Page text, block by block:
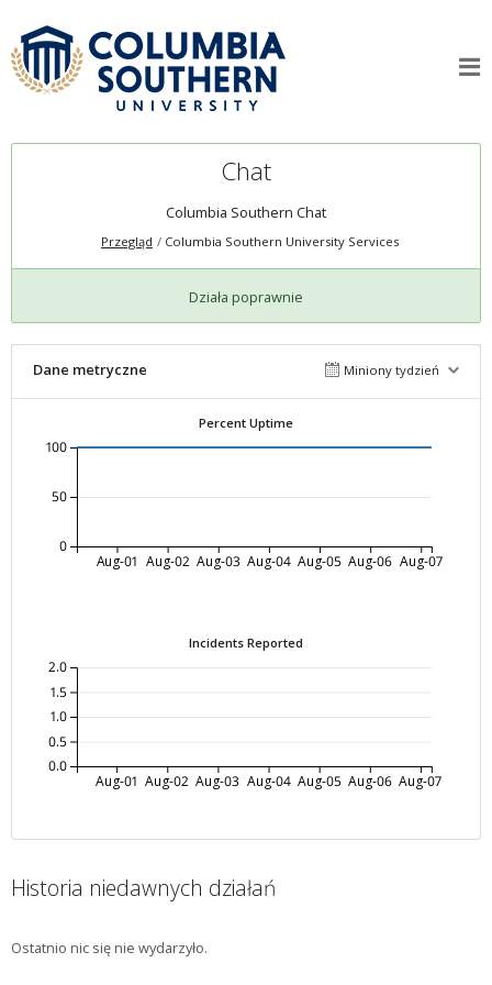
Chat
Columbia Southern Chat
Przegląd Columbia Southern University Services
Działa poprawnie
Dane metryczne Miniony tydzień
Percent Uptime
Aug-01 Aug-02 Aug-03 Aug-04 Aug-05 Aug-06 Aug-07
0
50
100
Incidents Reported
Aug-01 Aug-02 Aug-03 Aug-04 Aug-05 Aug-06 Aug-07
0.0
0.5
1.0
1.5
2.0
Historia niedawnych działań
Ostatnio nic się nie wydarzyło.